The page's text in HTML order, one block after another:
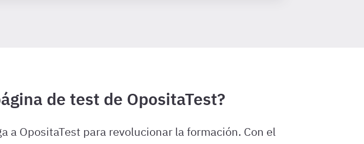
de test de OpositaTest?
a OpositaTest para revolucionar la formación. Con el